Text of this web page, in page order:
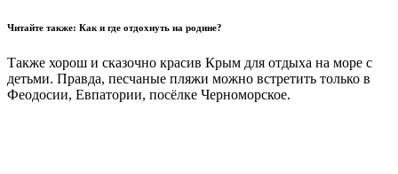
Читайте также: Как и где отдохнуть на родине?
Также хорош и сказочно красив Крым для отдыха на море с
детьми. Правда, песчаные пляжи можно встретить только в
Феодосии, Евпатории, посёлке Черноморское.